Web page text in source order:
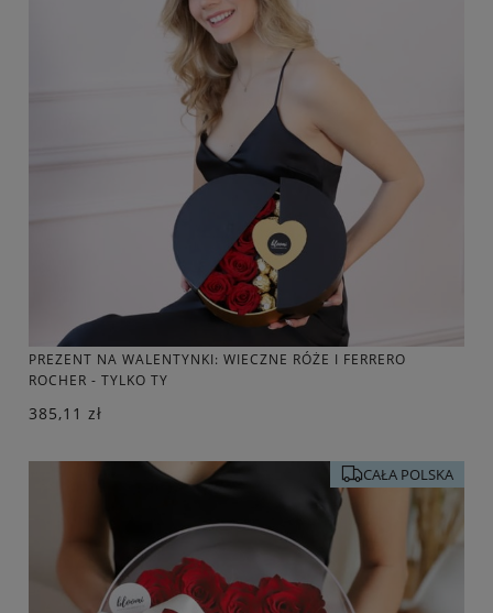
PREZENT NA WALENTYNKI: WIECZNE RÓŻE I FERRERO
ROCHER - TYLKO TY
385,11 zł
CAŁA POLSKA